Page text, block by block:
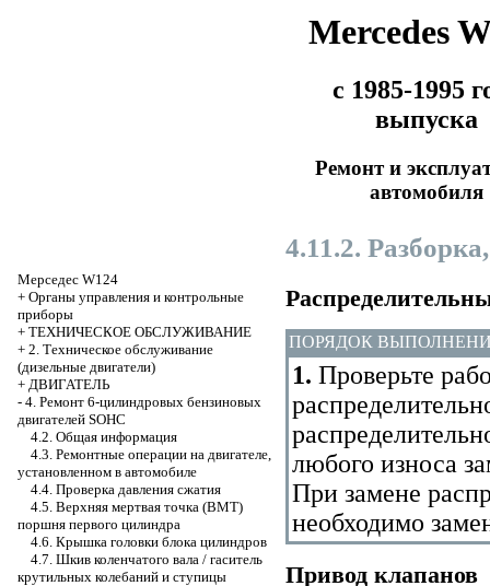
Mercedes
с 1985-1995
выпуска
Ремонт и
автомобиля
Мерседес W124
+ Органы управления и контрольные
приборы
+ ТЕХНИЧЕСКОЕ ОБСЛУЖИВАНИЕ
+ 2. Техническое обслуживание
(дизельные двигатели)
+ ДВИГАТЕЛЬ
- 4. Ремонт 6-цилиндровых бензиновых
двигателей SOHC
4.2. Общая информация
4.3. Ремонтные операции на двигателе,
установленном в автомобиле
4.4. Проверка давления сжатия
4.5. Верхняя мертвая точка (ВМТ)
поршня первого цилиндра
4.6. Крышка головки блока цилиндров
4.7. Шкив коленчатого вала / гаситель
крутильных колебаний и ступицы
4.11.2.
ПОРЯДОК
1. Проверьте
любого износа
При замене
необходимо
Привод клапанов